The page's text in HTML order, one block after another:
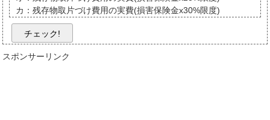
カ：残存物取片づけ費用の実費(損害保険金x30%限度)
チェック!
スポンサーリンク